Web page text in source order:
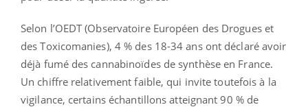
Selon l’OEDT (Observatoire Européen des Drogues et
des Toxicomanies), 4 % des 18-34 ans ont déclaré avoir
déjà fumé des cannabinoïdes de synthèse en France.
Un chiffre relativement faible, qui invite toutefois à la
vigilance, certains échantillons atteignant 90 % de